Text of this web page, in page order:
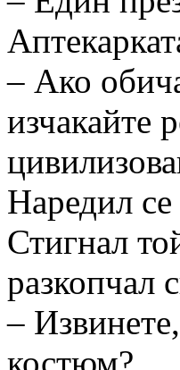
– Ако
изчакайте
Наредил
Стигнал
разкопчал
–
костюм?